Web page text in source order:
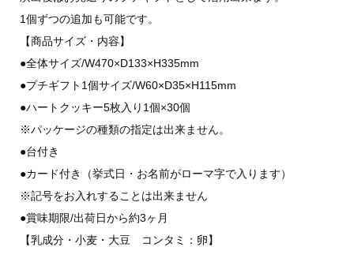
1個ずつの追加も可能です。
【商品サイズ・内容】
●全体サイズ/W470×D133×H335mm
●プチギフト1個サイズ/W60×D35×H115mm
●ハートクッキー5枚入り1個×30個
※パッケージの種類の指定は出来ません。
●台付き
●カード付き（挙式日・お名前がローマ字で入ります）
※記号をお入れすることは出来ません
●賞味期限/出荷日から約3ヶ月
【乳成分・小麦・大豆 コンタミ：卵】